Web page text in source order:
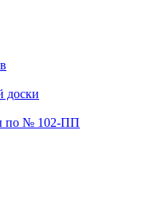
доски
по № 102-ПП